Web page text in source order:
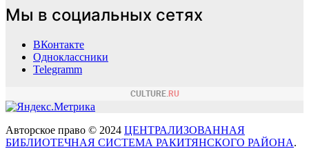
Мы в социальных сетях
ВКонтакте
Одноклассники
Telegramm
Авторское право © 2024 ЦЕНТРАЛИЗОВАННАЯ
БИБЛИОТЕЧНАЯ СИСТЕМА РАКИТЯНСКОГО РАЙОНА.